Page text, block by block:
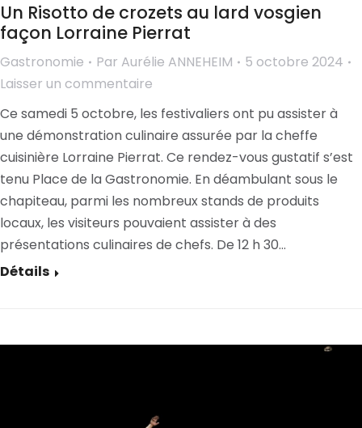
Un Risotto de crozets au lard vosgien
façon Lorraine Pierrat
Gastronomie Par Aurélie ANNEHEIM
5 octobre 2024
Laisser un commentaire
Ce samedi 5 octobre, les festivaliers ont pu assister à
une démonstration culinaire assurée par la cheffe
cuisinière Lorraine Pierrat. Ce rendez-vous gustatif s’est
tenu Place de la Gastronomie. En déambulant sous le
chapiteau, parmi les nombreux stands de produits
locaux, les visiteurs pouvaient assister à des
présentations culinaires de chefs. De 12 h 30…
Détails